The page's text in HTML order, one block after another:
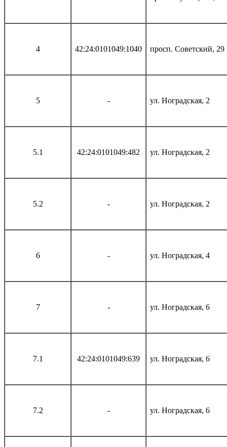
4 42:24:0101049:1040 просп. Советский, 29
5 - ул. Ноградская, 2
5.1 42:24:0101049:482 ул. Ноградская, 2
5.2 - ул. Ноградская, 2
6 - ул. Ноградская, 4
7 - ул. Ноградская, 6
7.1 42:24:0101049:639 ул. Ноградская, 6
7.2 - ул. Ноградская, 6